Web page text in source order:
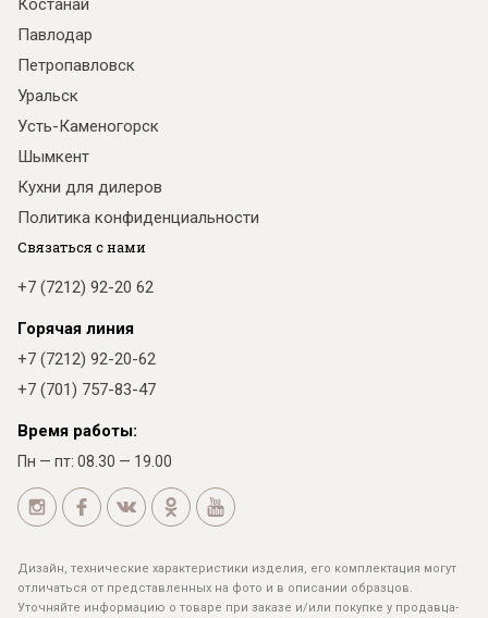
Костанай
Павлодар
Петропавловск
Уральск
Усть-Каменогорск
Шымкент
Кухни для дилеров
Политика конфиденциальности
Связаться с нами
+7 (7212) 92-20 62
Горячая линия
+7 (7212) 92-20-62
+7 (701) 757-83-47
Время работы:
Пн — пт: 08.30 — 19.00
Дизайн, технические характеристики изделия, его комплектация могут
отличаться от представленных на фото и в описании образцов.
Уточняйте информацию о товаре при заказе и/или покупке у продавца-